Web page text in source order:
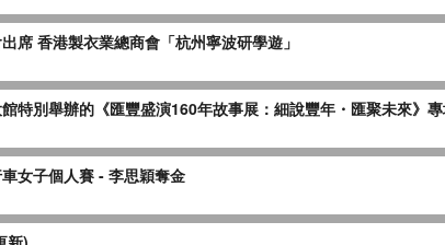
席 香港製衣業總商會「杭州寧波研學遊」
特別舉辦的《匯豐盛演160年故事展：細說豐年・匯聚未來》
女子個人賽 - 李思穎奪金